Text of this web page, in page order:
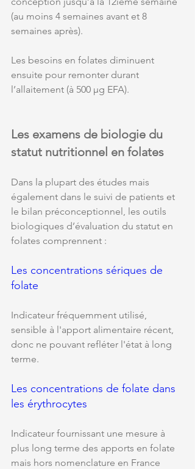
(au moins 4 semaines avant et 8
semaines après).
Les besoins en folates diminuent
ensuite pour remonter durant
l’allaitement (à 500 µg EFA).
Les examens de biologie du
statut nutritionnel en folates
Dans la plupart des études mais
également dans le suivi de patients et
le bilan préconceptionnel, les outils
biologiques d’évaluation du statut en
folates comprennent :
Les concentrations sériques de
folate
Indicateur fréquemment utilisé,
sensible à l'apport alimentaire récent,
donc ne pouvant refléter l'état à long
terme.
Les concentrations de folate dans
les érythrocytes
Indicateur fournissant une mesure à
plus long terme des apports en folate
mais hors nomenclature en France